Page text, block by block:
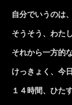
自分でいうのは
そうそう、わた
それから一方的
けっきょく、今
１４時間、ひた